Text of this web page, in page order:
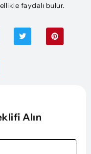
faydalı bulur.
Alın